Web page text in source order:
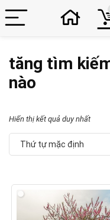
tăng tìm
nào
Hiển thị kết quả duy nhất
Thứ tự mặc định